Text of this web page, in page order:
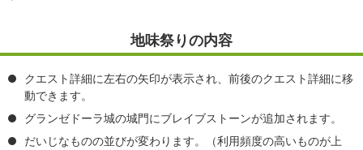
地味祭りの内容
クエスト詳細に左右の矢印が表示され、前後のクエスト詳細に移
動できます。
グランゼドーラ城の城門にブレイブストーンが追加されます。
だいじなものの並びが変わります。（利用頻度の高いものが上